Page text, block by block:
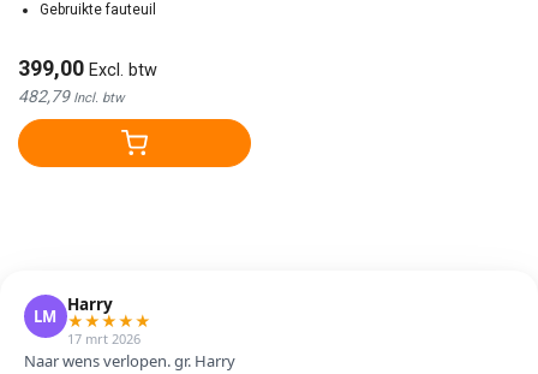
Gebruikte fauteuil
399,00 Excl. btw
482,79 Incl. btw
LM
Harry
★★★★★
17 mrt 2026
Naar wens verlopen. gr. Harry